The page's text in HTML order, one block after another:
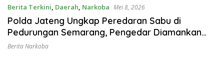
Berita Terkini, Daerah, Narkoba Mei 8, 2026
Polda Jateng Ungkap Peredaran Sabu di
Pedurungan Semarang, Pengedar Diamankan
dengan 9 Paket Sabu
Berita Narkoba